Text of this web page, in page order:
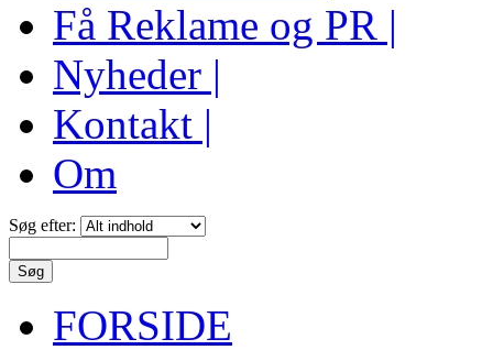
Få Reklame og PR |
Nyheder |
Kontakt |
Om
Søg efter:
FORSIDE